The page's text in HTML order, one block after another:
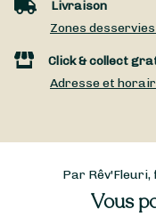
Livraison
Zones
Click & collect
Adresse et
Par
Vous